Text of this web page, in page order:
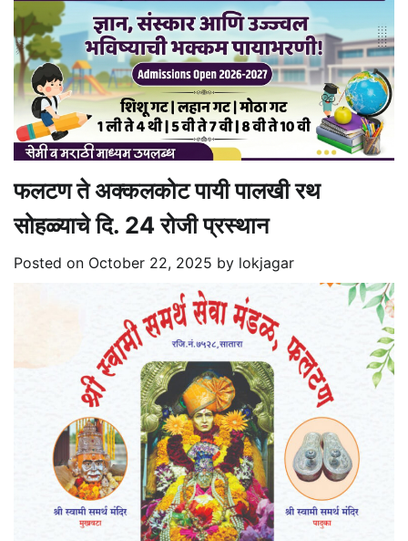
फलटण ते अक्कलकोट पायी पालखी रथ
सोहळ्याचे दि. 24 रोजी प्रस्थान
Posted on October 22, 2025 by lokjagar